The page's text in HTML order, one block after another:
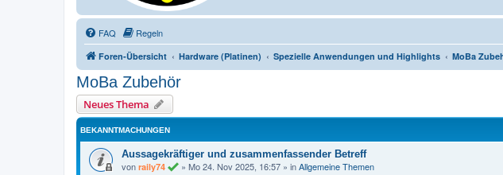
FAQ Regeln
Foren-Übersicht Hardware (Platinen) Spezielle Anwendungen und Highlights MoBa
MoBa Zubehör
Neues Thema
BEKANNTMACHUNGEN
Aussagekräftiger und zusammenfassender Betreff
von raily74 » Mo 24. Nov 2025, 16:57 » inAllgemeine Themen